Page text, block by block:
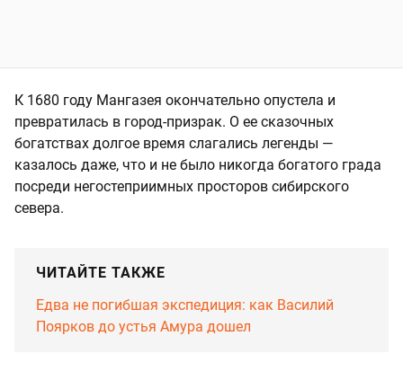
К 1680 году Мангазея окончательно опустела и
превратилась в город-призрак. О ее сказочных
богатствах долгое время слагались легенды —
казалось даже, что и не было никогда богатого града
посреди негостеприимных просторов сибирского
севера.
ЧИТАЙТЕ ТАКЖЕ
Едва не погибшая экспедиция: как Василий
Поярков до устья Амура дошел